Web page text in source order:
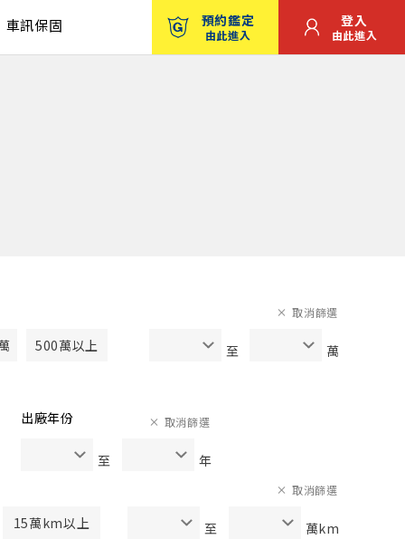
車訊保固 預約鑑定
由此進入
登入
由此進入
500萬以上 至 萬
取消篩選
出廠年份
至 年
取消篩選
15萬km以上 至 萬km
取消篩選